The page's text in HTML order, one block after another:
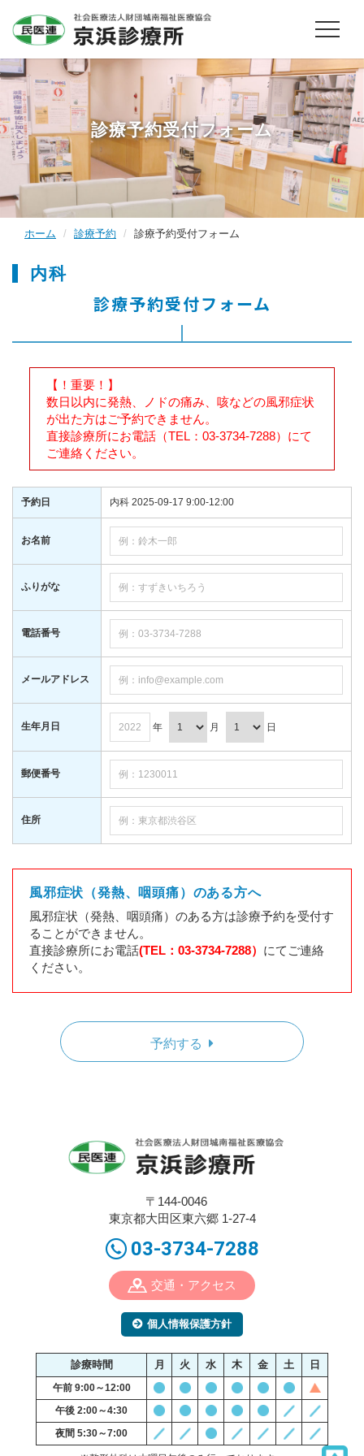
診療予約受付フォーム
ホーム 診療予約 診療予約受付フォーム
内科
診療予約受付フォーム
【！重要！】
数日以内に発熱、ノドの痛み、咳などの風邪症状
が出た方はご予約できません。
直接診療所にお電話（TEL：03-3734-7288）にて
ご連絡ください。
予約日 内科 2025-09-17 9:00-12:00
お名前
ふりがな
電話番号
メールアドレス
生年月日 年 月 日
郵便番号
住所
風邪症状（発熱、咽頭痛）のある方へ
風邪症状（発熱、咽頭痛）のある方は診療予約を受付す
ることができません。
直接診療所にお電話(TEL：03-3734-7288） にてご連絡
ください。
予約する
〒144-0046
東京都大田区東六郷 1-27-4
03-3734-7288
交通・アクセス
個人情報保護方針
診療時間 月 火 水 木 金 土 日
午前 9:00～12:00
午後 2:00～4:30
夜間 5:30～7:00